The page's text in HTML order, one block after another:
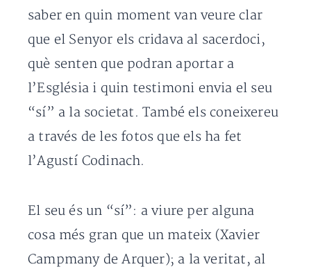
saber en quin moment van veure clar
que el Senyor els cridava al sacerdoci,
què senten que podran aportar a
l’Església i quin testimoni envia el seu
“sí” a la societat. També els coneixereu
a través de les fotos que els ha fet
l’Agustí Codinach.
El seu és un “sí”: a viure per alguna
cosa més gran que un mateix (Xavier
Campmany de Arquer); a la veritat, al